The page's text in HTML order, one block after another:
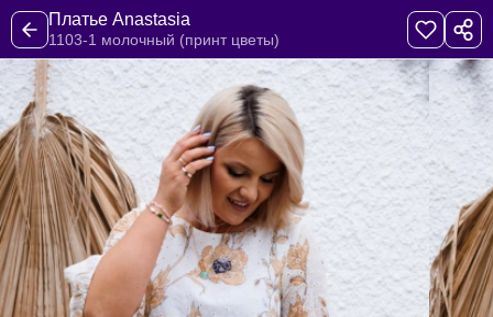
Платье Anastasia
1103-1 молочный (принт цветы)